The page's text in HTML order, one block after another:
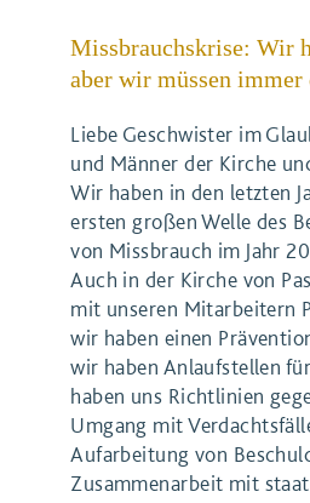
Missbrauchskrise: Wir
aber wir müssen immer
Liebe Geschwister im
und Männer der Kirche
Wir haben in den letzten
ersten großen Welle des
von Missbrauch im Jahr
Auch in der Kirche von
mit unseren Mitarbeitern
wir haben einen
wir haben Anlaufstellen
haben uns Richtlinien
Umgang mit
Aufarbeitung von
Zusammenarbeit mit